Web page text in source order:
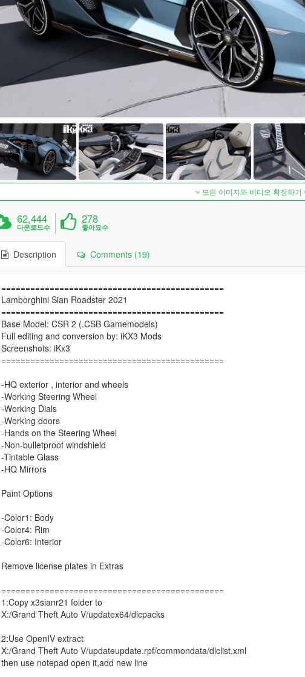
모든 이미지와 비디오 확장하기
62,444
다운로드수
278
좋아요수
Description Comments (19)
==============================================
Lamborghini Sian Roadster 2021
==============================================
Base Model: CSR 2 (.CSB Gamemodels)
Full editing and conversion by: iKX3 Mods
Screenshots: iKx3
==============================================
-HQ exterior , interior and wheels
-Working Steering Wheel
-Working Dials
-Working doors
-Hands on the Steering Wheel
-Non-bulletproof windshield
-Tintable Glass
-HQ Mirrors
Paint Options
-Color1: Body
-Color4: Rim
-Color6: Interior
Remove license plates in Extras
==============================================
1:Copy x3sianr21 folder to
X:/Grand Theft Auto V/updatex64/dlcpacks
2:Use OpenIV extract
X:/Grand Theft Auto V/updateupdate.rpf/commondata/dlclist.xml
then use notepad open it,add new line